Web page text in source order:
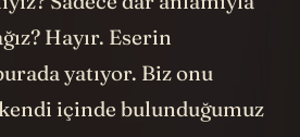
Sadece dar anlamıyla
Hayır. Eserin
yatıyor. Biz onu
içinde bulunduğumuz